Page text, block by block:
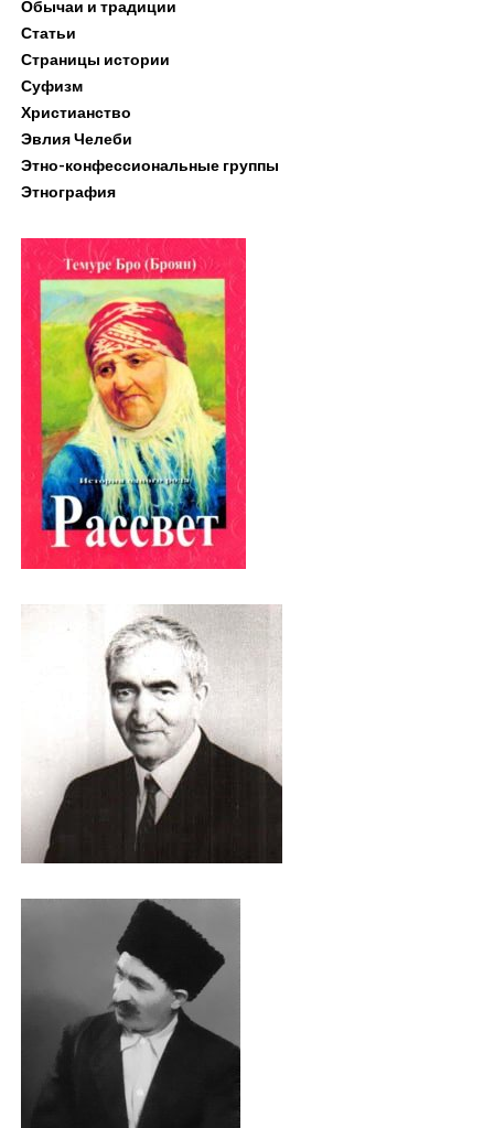
Обычаи и традиции
Статьи
Страницы истории
Суфизм
Христианство
Эвлия Челеби
Этно-конфессиональные группы
Этнография